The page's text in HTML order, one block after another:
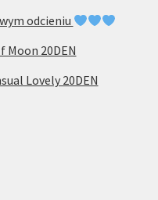
odcieniu
Moon 20DEN
Lovely 20DEN